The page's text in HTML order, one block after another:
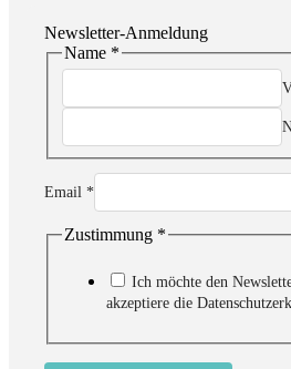
Newsletter-Anmeldung
Name *
Email *
EmailZustimmung *
Ich möchte den
akzeptiere die